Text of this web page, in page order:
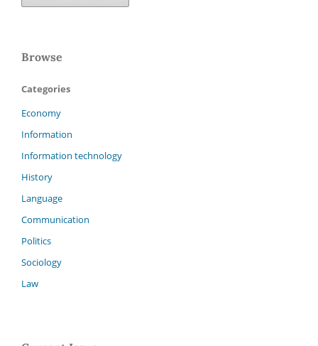
Browse
Categories
Economy
Information
Information technology
History
Language
Communication
Politics
Sociology
Law